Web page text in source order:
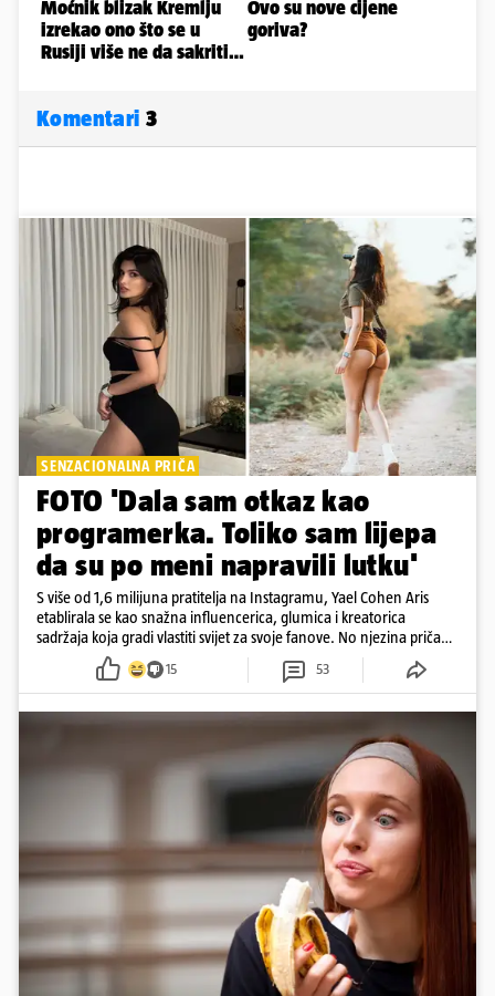
Komentari 3
SENZACIONALNA PRIČA
FOTO 'Dala sam otkaz kao
programerka. Toliko sam lijepa
da su po meni napravili lutku'
S više od 1,6 milijuna pratitelja na Instagramu, Yael Cohen Aris
etablirala se kao snažna influencerica, glumica i kreatorica
sadržaja koja gradi vlastiti svijet za svoje fanove. No njezina priča
pokazuje da online slava dolazi i s neočekivanim izazovima
15 53